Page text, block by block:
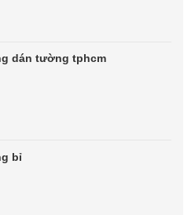
dán tường tphcm
bỉ